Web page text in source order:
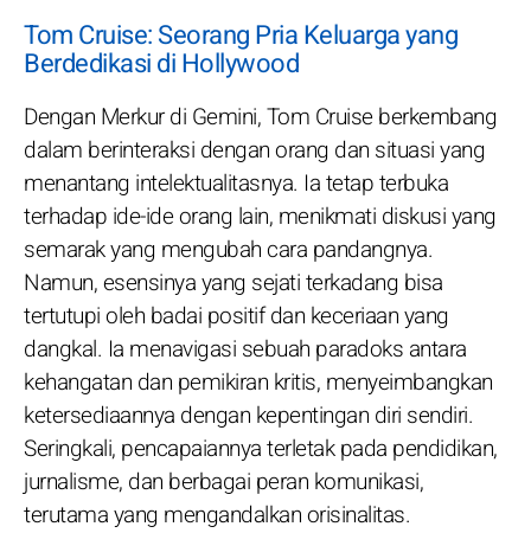
Tom Cruise: Seorang Pria Keluarga yang
Berdedikasi di Hollywood
Dengan Merkur di Gemini, Tom Cruise berkembang
dalam berinteraksi dengan orang dan situasi yang
menantang intelektualitasnya. Ia tetap terbuka
terhadap ide-ide orang lain, menikmati diskusi yang
semarak yang mengubah cara pandangnya.
Namun, esensinya yang sejati terkadang bisa
tertutupi oleh badai positif dan keceriaan yang
dangkal. Ia menavigasi sebuah paradoks antara
kehangatan dan pemikiran kritis, menyeimbangkan
ketersediaannya dengan kepentingan diri sendiri.
Seringkali, pencapaiannya terletak pada pendidikan,
jurnalisme, dan berbagai peran komunikasi,
terutama yang mengandalkan orisinalitas.